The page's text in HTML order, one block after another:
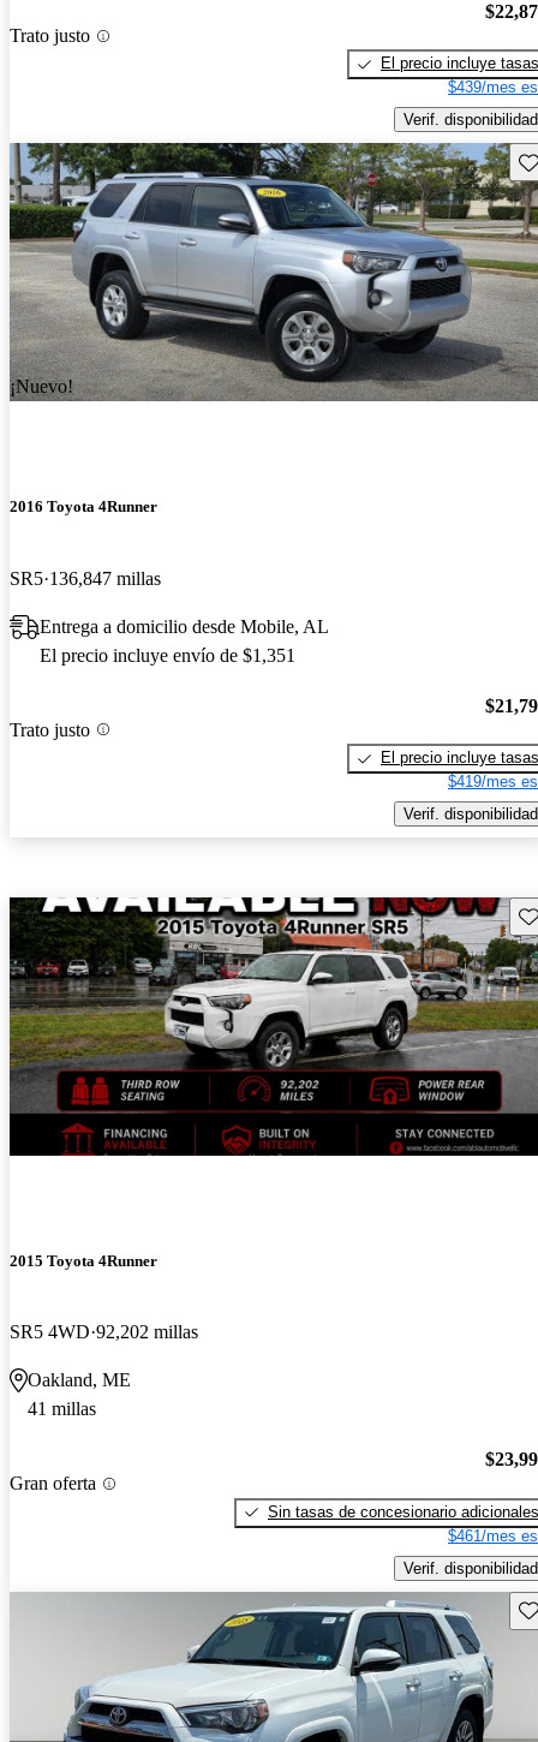
Trato justo
El precio incluye tasas
$439/mes
Verif. disponibilidad
¡Nuevo!
2016 Toyota 4Runner
SR5 136,847 millas
Entrega a domicilio desde Mobile, AL
El precio incluye envío de $1,351
Trato justo
El precio incluye tasas
$419/mes
Verif. disponibilidad
¡Nuevo!
2015 Toyota 4Runner
SR5 4WD 92,202 millas
Oakland, ME
41 millas
Gran oferta
Sin tasas de concesionario adicionales
$461/mes
Verif. disponibilidad